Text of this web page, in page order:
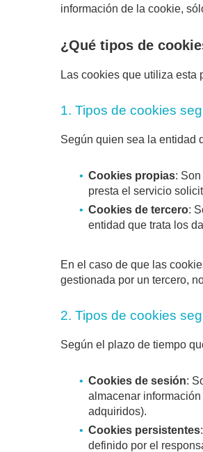
información de la cookie,
¿Qué tipos de
Las cookies que utiliza
1. Tipos de cookies
Según quien sea la entidad
Cookies propias:
presta el servicio
Cookies de tercero:
entidad que trata los
En el caso de que las
gestionada por un tercero,
2. Tipos de cookies
Según el plazo de tiempo
Cookies de sesión:
almacenar
adquiridos).
Cookies persistentes
definido por el